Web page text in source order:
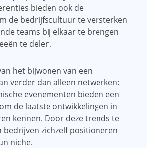
bieden ook de
de bedrijfscultuur te versterken
teams bij elkaar te brengen
te delen.
het bijwonen van een
verder dan alleen netwerken:
evenementen bieden een
de laatste ontwikkelingen in
kennen. Door deze trends te
bedrijven zichzelf positioneren
niche.